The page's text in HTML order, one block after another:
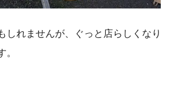
しれませんが、ぐっと店らしくなり